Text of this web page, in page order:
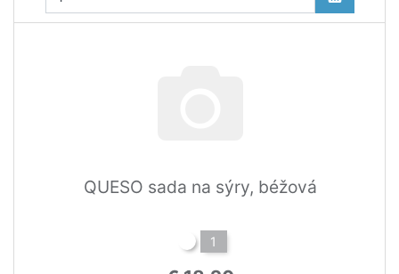
QUESO sada na sýry, béžová
1